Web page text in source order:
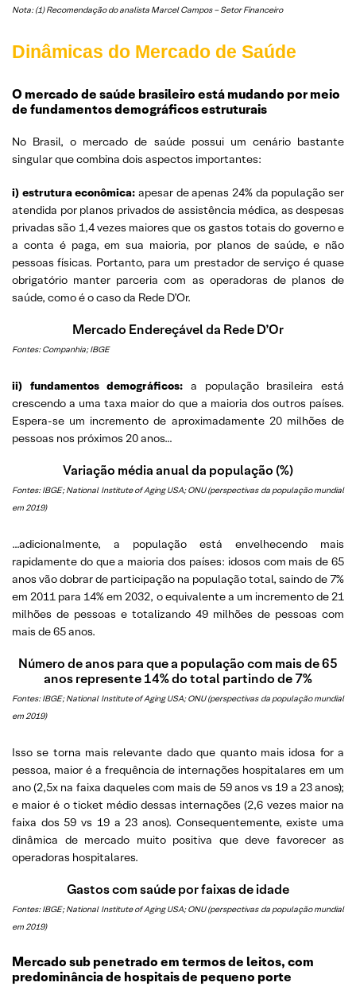
Nota: (1) Recomendação do analista Marcel Campos – Setor Financeiro
Dinâmicas do Mercado de Saúde
O mercado de saúde brasileiro está mudando por meio
de fundamentos demográficos estruturais
No Brasil, o mercado de saúde possui um cenário bastante
singular que combina dois aspectos importantes:
i) estrutura econômica: apesar de apenas 24% da população ser
atendida por planos privados de assistência médica, as despesas
privadas são 1,4 vezes maiores que os gastos totais do governo e
a conta é paga, em sua maioria, por planos de saúde, e não
pessoas físicas. Portanto, para um prestador de serviço é quase
obrigatório manter parceria com as operadoras de planos de
saúde, como é o caso da Rede D’Or.
Mercado Endereçável da Rede D’Or
Fontes: Companhia; IBGE
ii) fundamentos demográficos: a população brasileira está
crescendo a uma taxa maior do que a maioria dos outros países.
Espera-se um incremento de aproximadamente 20 milhões de
pessoas nos próximos 20 anos…
Variação média anual da população (%)
Fontes: IBGE; National Institute of Aging USA; ONU (perspectivas da população mundial
em 2019)
…adicionalmente, a população está envelhecendo mais
rapidamente do que a maioria dos países: idosos com mais de 65
anos vão dobrar de participação na população total, saindo de 7%
em 2011 para 14% em 2032, o equivalente a um incremento de 21
milhões de pessoas e totalizando 49 milhões de pessoas com
mais de 65 anos.
Número de anos para que a população com mais de 65
anos represente 14% do total partindo de 7%
Fontes: IBGE; National Institute of Aging USA; ONU (perspectivas da população mundial
em 2019)
Isso se torna mais relevante dado que quanto mais idosa for a
pessoa, maior é a frequência de internações hospitalares em um
ano (2,5x na faixa daqueles com mais de 59 anos vs 19 a 23 anos);
e maior é o ticket médio dessas internações (2,6 vezes maior na
faixa dos 59 vs 19 a 23 anos). Consequentemente, existe uma
dinâmica de mercado muito positiva que deve favorecer as
operadoras hospitalares.
Gastos com saúde por faixas de idade
Fontes: IBGE; National Institute of Aging USA; ONU (perspectivas da população mundial
em 2019)
Mercado sub penetrado em termos de leitos, com
predominância de hospitais de pequeno porte